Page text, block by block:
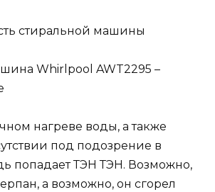
Whirlpool AWT2295 –
нагреве воды, а также
под подозрение в
попадает ТЭН ТЭН. Возможно,
а возможно, он сгорел